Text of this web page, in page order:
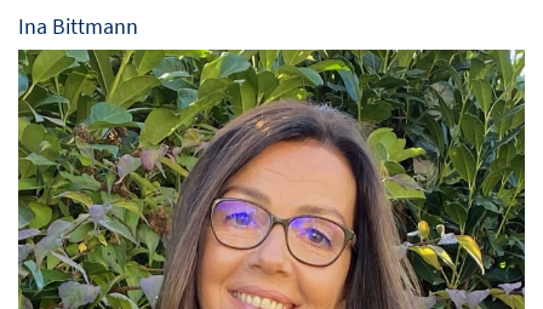
Ina Bittmann